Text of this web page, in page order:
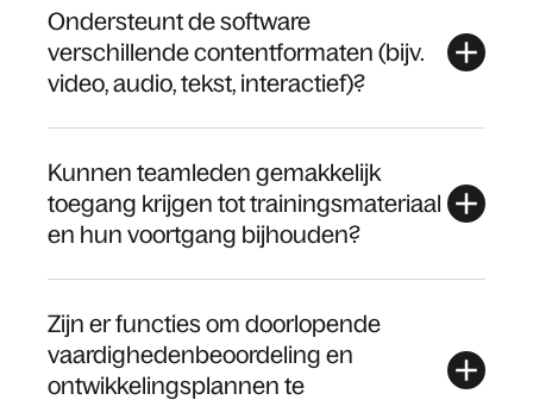
Ondersteunt de software
verschillende contentformaten (bijv.
video, audio, tekst, interactief)?
Kunnen teamleden gemakkelijk
toegang krijgen tot trainingsmateriaal
en hun voortgang bijhouden?
Zijn er functies om doorlopende
vaardighedenbeoordeling en
ontwikkelingsplannen te